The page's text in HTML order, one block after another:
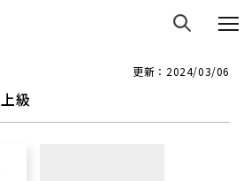
更新：2024/03/06
上級